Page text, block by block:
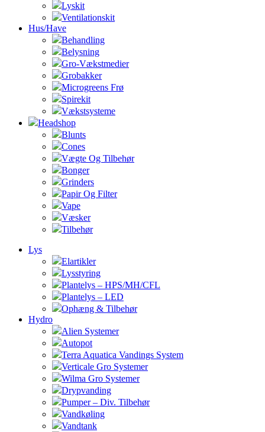
Lyskit
Ventilationskit
Hus/Have
Behandling
Belysning
Gro-Vækstmedier
Grobakker
Microgreens Frø
Spirekit
Vækstsysteme
Headshop
Blunts
Cones
Vægte Og Tilbehør
Bonger
Grinders
Papir Og Filter
Vape
Væsker
Tilbehør
Lys
Elartikler
Lysstyring
Plantelys – HPS/MH/CFL
Plantelys – LED
Ophæng & Tilbehør
Hydro
Alien Systemer
Autopot
Terra Aquatica Vandings System
Verticale Gro Systemer
Wilma Gro Systemer
Drypvanding
Pumper – Div. Tilbehør
Vandkøling
Vandtank